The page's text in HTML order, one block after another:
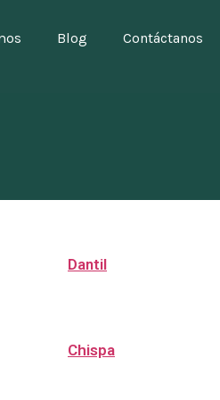
Blog Contáctanos
Dantil
Chispa